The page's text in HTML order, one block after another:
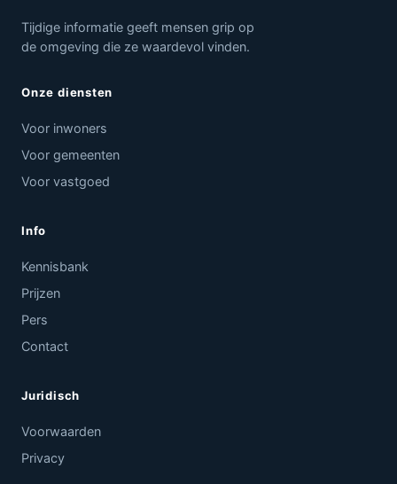
Tijdige informatie geeft mensen grip op
de omgeving die ze waardevol vinden.
Onze diensten
Voor inwoners
Voor gemeenten
Voor vastgoed
Info
Kennisbank
Prijzen
Pers
Contact
Juridisch
Voorwaarden
Privacy